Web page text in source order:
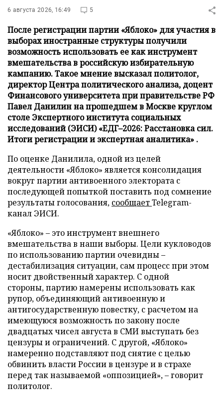
6 августа 2026, 16:49 5
После регистрации партии «Яблоко» для участия в
выборах иностранные структуры получили
возможность использовать ее как инструмент
вмешательства в российскую избирательную
кампанию. Такое мнение высказал политолог,
директор Центра политического анализа, доцент
Финансового университета при правительстве РФ
Павел Данилин на прошедшем в Москве круглом
столе Экспертного института социальных
исследований (ЭИСИ) «ЕДГ–2026: Расстановка сил.
Итоги регистрации и экспертная аналитика» .
По оценке Данилила, одной из целей
деятельности «Яблоко» является консолидация
вокруг партии антивоенного электората с
последующей попыткой поставить под сомнение
результаты голосования, сообщаетTelegram-
канал ЭИСИ.
«Яблоко» – это инструмент внешнего
вмешательства в наши выборы. Цели кукловодов
по использованию партии очевидны –
дестабилизация ситуации, сам процесс при этом
носит двойственный характер. С одной
стороны, партию намерены использовать как
рупор, объединяющий антивоенную и
антигосударственную повестку, с расчетом на
имеющуюся возможность по закону после
двадцатых чисел августа в СМИ выступать без
цензуры и ограничений. С другой, «Яблоко»
намеренно подставляют под снятие с целью
обвинить власти России в цензуре и в страхе
перед так называемой «оппозицией», – говорит
политолог.